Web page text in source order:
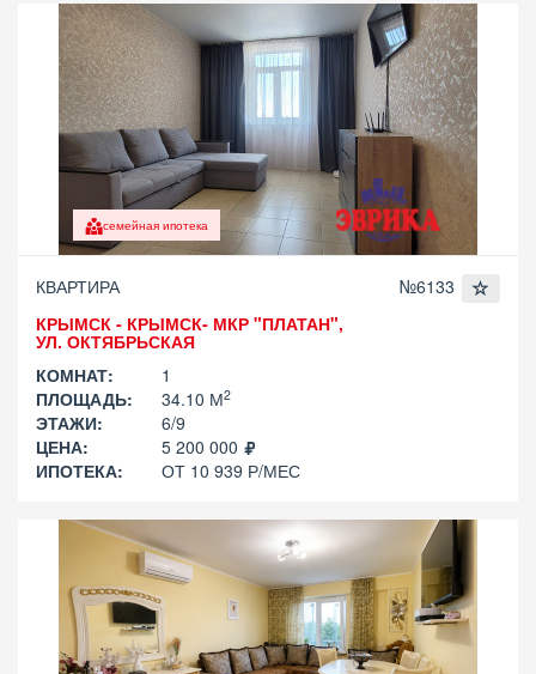
семейная ипотека
КВАРТИРА
№6133
КРЫМСК - КРЫМСК- МКР "ПЛАТАН",
УЛ. ОКТЯБРЬСКАЯ
КОМНАТ:
1
ПЛОЩАДЬ:
34.10 М2
ЭТАЖИ:
6/9
ЦЕНА:
5 200 000
ИПОТЕКА:
ОТ 10 939 Р/МЕС